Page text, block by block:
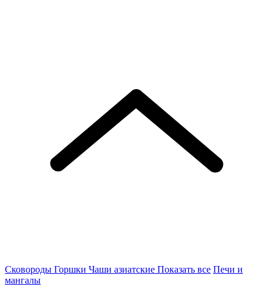
Сковороды Горшки Чаши азиатские Показать все Печи и
мангалы